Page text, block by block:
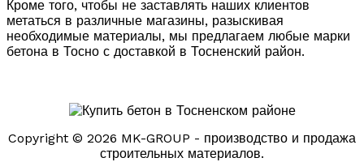
Кроме того, чтобы не заставлять наших клиентов
метаться в различные магазины, разыскивая
необходимые материалы, мы предлагаем любые марки
бетона в Тосно с доставкой в Тосненский район.
Copyright © 2026 MK-GROUP - производство и продажа
строительных материалов.